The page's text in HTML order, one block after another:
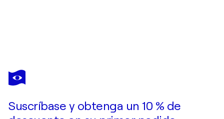
COSMO CONDINA
Scripps Pier Version 1, California, USA
Suscríbase y obtenga un 10 % de